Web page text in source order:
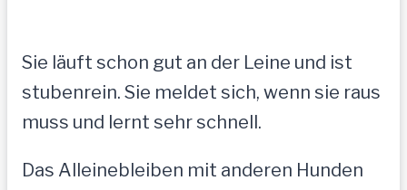
Sie läuft schon gut an der Leine und ist
stubenrein. Sie meldet sich, wenn sie raus
muss und lernt sehr schnell.
Das Alleinebleiben mit anderen Hunden